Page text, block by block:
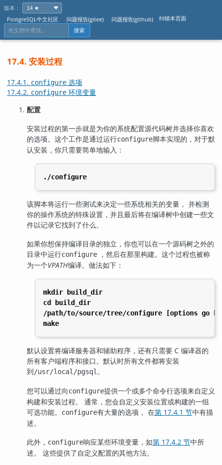
版本：
PostgreSQL中文社区
问题报告(gitee) 问题报告(github) 纠错本页面
搜索
17.4. 安装过程
17.4.1. configure 选项
17.4.2. configure 环境变量
配置
安装过程的第一步就是为你的系统配置源代码树并选择你喜欢
的选项。这个工作是通过运行configure脚本实现的，对于默
认安装，你只需要简单地输入：
./configure
该脚本将运行一些测试来决定一些系统相关的变量， 并检测
你的操作系统的特殊设置，并且最后将在编译树中创建一些文
件以记录它找到了什么。
如果你想保持编译目录的独立，你也可以在一个源码树之外的
目录中运行configure ，然后在那里构建。这个过程也被称
为一个VPATH编译。做法如下：
mkdir build_dir
cd build_dir
/path/to/source/tree/configure [options go
make
默认设置将编译服务器和辅助程序，还有只需要 C 编译器的
所有客户端程序和接口。默认时所有文件都将安装
到/usr/local/pgsql。
您可以通过向configure提供一个或多个命令行选项来自定义
构建和安装过程。 通常，您会自定义安装位置或构建的一组
可选功能。
configure有大量的选项， 在第 17.4.1 节中有描
述。
此外， configure响应某些环境变量，如第 17.4.2 节中所
述。 这些提供了自定义配置的其他方法。